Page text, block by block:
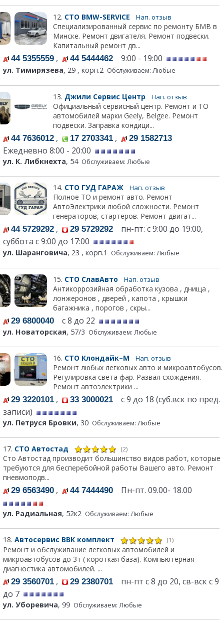
12. СТО BMW-SERVICE Нап. отзыв
Специализированный сервис по ремонту БМВ в
Минске. Ремонт двигателя. Ремонт подвески.
Капитальный ремонт дв...
44 5355559 , 44 5444462 9:00 - 19:00
ул. Тимирязева, 29 , корп.2 Обслуживаем: Любые
13. Джили Сервис Центр Нап. отзыв
Официальный сервисный центр. Ремонт и ТО
автомобилей марки Geely, Belgee. Ремонт
подвески. Заправка кондици...
44 7636012 , 17 2703341 , 29 1582713
Ежедневно 8:00 - 20:00
ул. К. Либкнехта, 54 Обслуживаем: Любые
14. СТО ГУД ГАРАЖ Нап. отзыв
Полное ТО и ремонт авто. Ремонт
АвтоЭлектрики любой сложности. Ремонт
генераторов, стартеров. Ремонт двигат...
44 5729292 , 29 5729292 пн-пт: с 9:00 до 19:00,
суббота с 9:00 до 17:00
ул. Шаранговича, 23 , корп.1 Обслуживаем: Любые
15. СТО СлавАвто Нап. отзыв
Антикоррозийная обработка кузова , днища ,
лонжеронов , дверей , капота , крышки
багажника , порогов , скры...
29 6800040 с 8 до 22
ул. Новаторская, 57/3 Обслуживаем: Любые
16. СТО Клондайк–М Нап. отзыв
Ремонт любых легковых авто и микроавтобусов.
Регулировка света фар. Развал схождения.
Ремонт автоэлектрики ...
29 3220101 , 33 3000021 с 9 до 18 (суб.вск по пред.
записи)
ул. Петруся Бровки, 30 Обслуживаем: Любые
17. СТО Автостад (2)
Сто Автостад производит большинство видов работ, которые
требуются для бесперебойной работы Вашего авто. Ремонт
пневмоподв...
29 6563490 , 44 7444490 Пн-пт. 09.00- 18.00
ул. Радиальная, 52к2 Обслуживаем: Любые
18. Автосервис ВВК комплект (1)
Ремонт и обслуживание легковых автомобилей и
микроавтобусов до 3т ( короткая база). Компьютерная
диагностика автомобилей. ...
29 3560701 , 29 2380701 пн-пт с 8 до 20, св-вск с 9
до 7
ул. Уборевича, 99 Обслуживаем: Любые